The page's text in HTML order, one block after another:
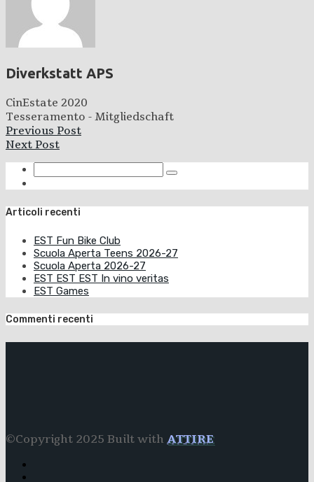
Diverkstatt APS
CinEstate 2020
Tesseramento - Mitgliedschaft
Previous Post
Next Post
Articoli recenti
EST Fun Bike Club
Scuola Aperta Teens 2026-27
Scuola Aperta 2026-27
EST EST EST In vino veritas
EST Games
Commenti recenti
©Copyright 2025 Built with ATTIRE